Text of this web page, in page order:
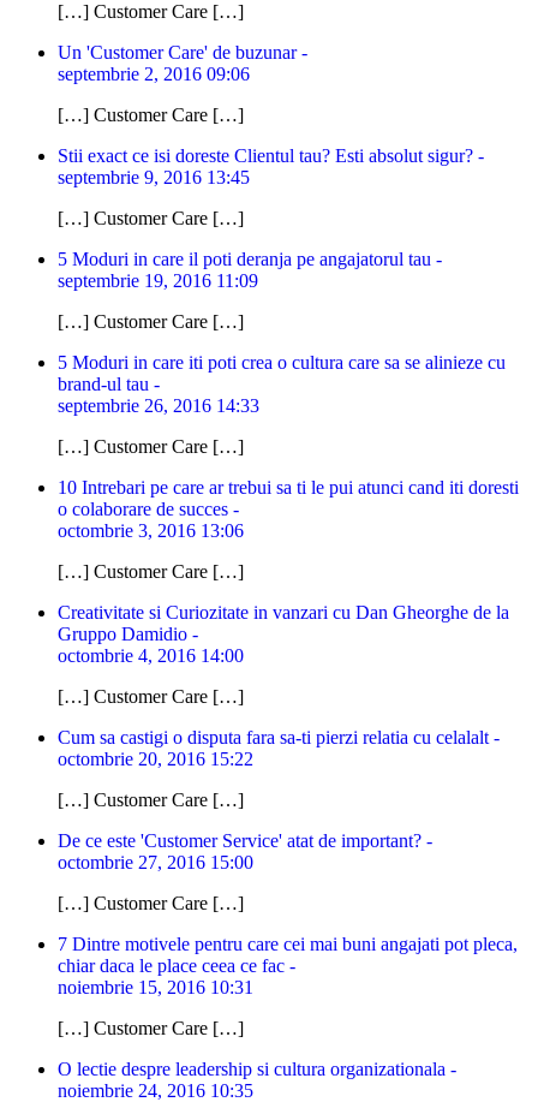
[…] Customer Care […]
Un 'Customer Care' de buzunar -
septembrie 2, 2016 09:06
[…] Customer Care […]
Stii exact ce isi doreste Clientul tau? Esti absolut sigur? -
septembrie 9, 2016 13:45
[…] Customer Care […]
5 Moduri in care il poti deranja pe angajatorul tau -
septembrie 19, 2016 11:09
[…] Customer Care […]
5 Moduri in care iti poti crea o cultura care sa se alinieze cu
brand-ul tau -
septembrie 26, 2016 14:33
[…] Customer Care […]
10 Intrebari pe care ar trebui sa ti le pui atunci cand iti doresti
o colaborare de succes -
octombrie 3, 2016 13:06
[…] Customer Care […]
Creativitate si Curiozitate in vanzari cu Dan Gheorghe de la
Gruppo Damidio -
octombrie 4, 2016 14:00
[…] Customer Care […]
Cum sa castigi o disputa fara sa-ti pierzi relatia cu celalalt -
octombrie 20, 2016 15:22
[…] Customer Care […]
De ce este 'Customer Service' atat de important? -
octombrie 27, 2016 15:00
[…] Customer Care […]
7 Dintre motivele pentru care cei mai buni angajati pot pleca,
chiar daca le place ceea ce fac -
noiembrie 15, 2016 10:31
[…] Customer Care […]
O lectie despre leadership si cultura organizationala -
noiembrie 24, 2016 10:35